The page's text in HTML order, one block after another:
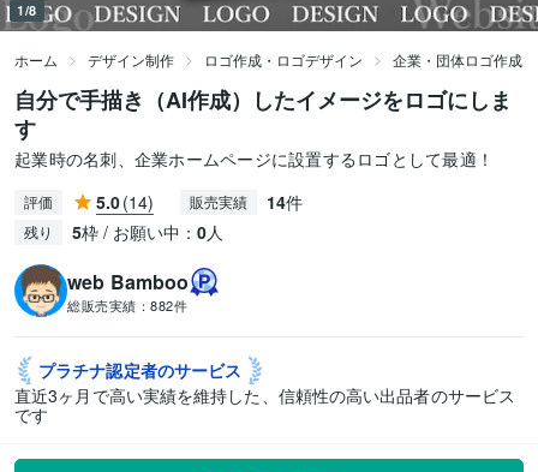
1/8
ホーム デザイン制作 ロゴ作成・ロゴデザイン 企業・団体ロゴ作成
自分で手描き（AI作成）したイメージをロゴにしま
す
起業時の名刺、企業ホームページに設置するロゴとして最適！
評価 5.0(14) 販売実績 14件
残り 5枠 / お願い中： 0人
web Bamboo
総販売実績： 882件
プラチナ認定者のサービス
直近3ヶ月で高い実績を維持した、信頼性の高い出品者のサービス
です